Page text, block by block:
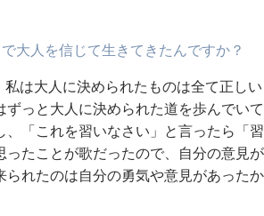
大人を信じて生きてきたんですか？
私は大人に決められたものは全て正し
ずっと大人に決められた道を歩んでい
、「これを習いなさい」と言ったら「
ったことが歌だったので、自分の意見
られたのは自分の勇気や意見があった